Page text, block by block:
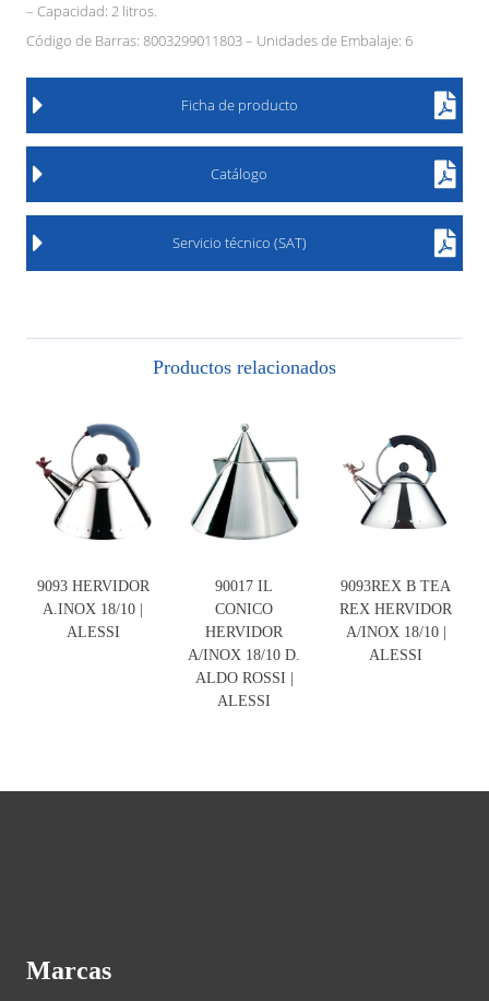
– Capacidad: 2 litros.
Código de Barras: 8003299011803 – Unidades de Embalaje: 6
Ficha de producto
Catálogo
Servicio técnico (SAT)
Productos relacionados
9093 HERVIDOR
A.INOX 18/10 |
ALESSI
90017 IL
CONICO
HERVIDOR
A/INOX 18/10 D.
ALDO ROSSI |
ALESSI
9093REX B TEA
REX HERVIDOR
A/INOX 18/10 |
ALESSI
Marcas